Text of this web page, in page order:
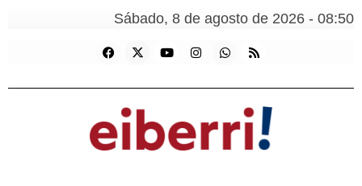
Sábado, 8 de agosto de 2026 - 08:50